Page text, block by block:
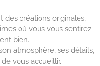
des créations originales,
où vous vous sentirez
bien.
atmosphère, ses détails,
vous accueillir.